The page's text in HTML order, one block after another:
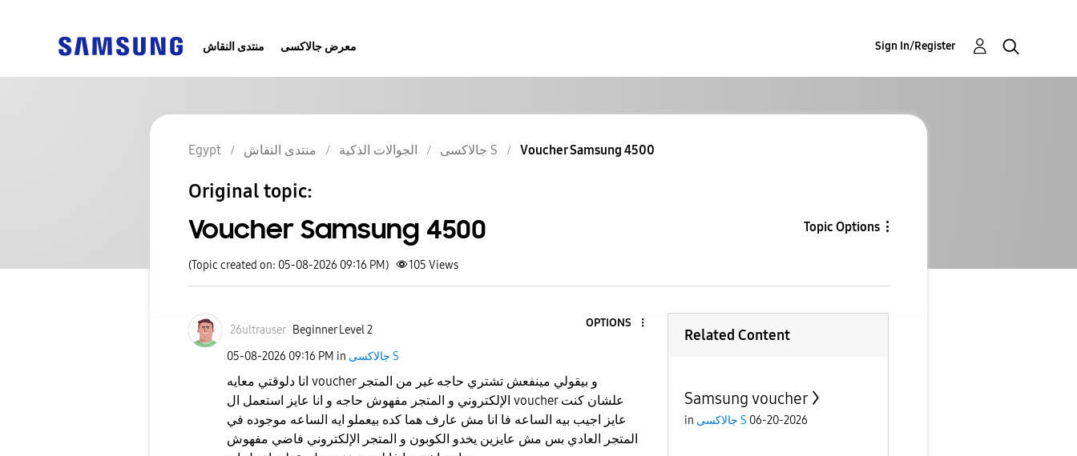
منتدى النقاش معرض جالاكسى Sign In/Register
Egypt منتدى النقاش الجوالات الذكية جالاكسى S Voucher Samsung 4500
Original topic:
Voucher Samsung 4500 Topic Options
(Topic created on: 05-08-2026 09:16 PM) 105 Views
26ultrauser Beginner Level 2
OPTIONS
‎05-08-2026 09:16 PM in جالاكسى S
انا دلوقتي معايه voucher و بيقولي مينفعش تشتري حاجه غير من المتجر
الإلكتروني و المتجر مفهوش حاجه و انا عايز استعمل ال voucher علشان كنت
عايز اجيب بيه الساعه فا انا مش عارف هما كده بيعملو ايه الساعه موجوده في
المتجر العادي بس مش عايزين يخدو الكوبون و المتجر الإلكتروني فاضي مفهوش
Related Content
Samsung voucher
in جالاكسى S 06-20-2026